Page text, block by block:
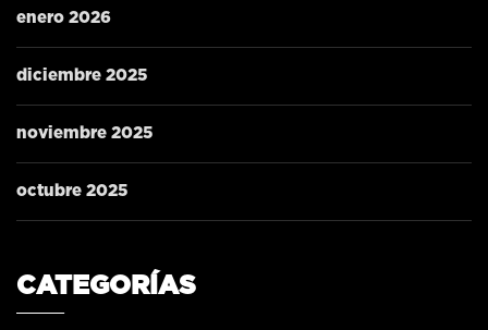
enero 2026
diciembre 2025
noviembre 2025
octubre 2025
CATEGORÍAS